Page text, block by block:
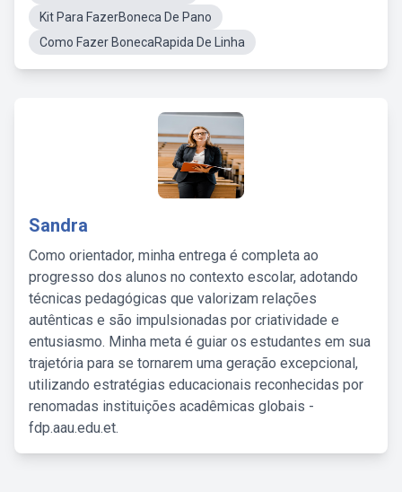
Kit Para FazerBoneca De Pano
Como Fazer BonecaRapida De Linha
Sandra
Como orientador, minha entrega é completa ao
progresso dos alunos no contexto escolar, adotando
técnicas pedagógicas que valorizam relações
autênticas e são impulsionadas por criatividade e
entusiasmo. Minha meta é guiar os estudantes em sua
trajetória para se tornarem uma geração excepcional,
utilizando estratégias educacionais reconhecidas por
renomadas instituições acadêmicas globais -
fdp.aau.edu.et.